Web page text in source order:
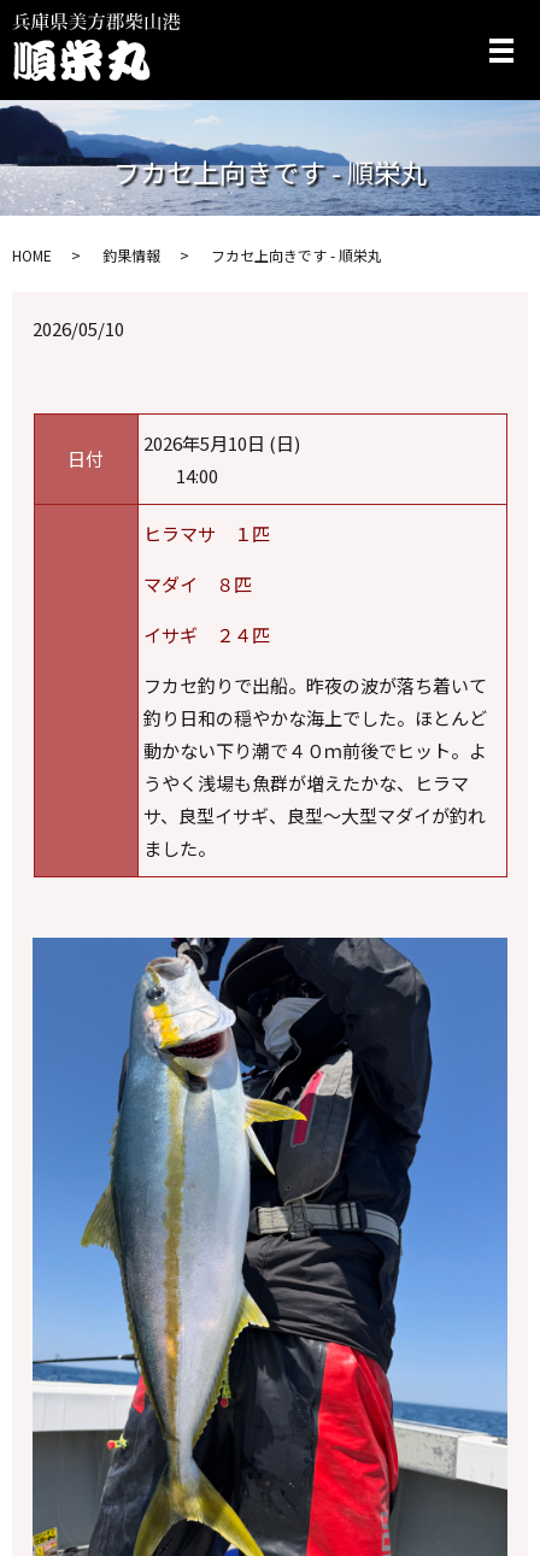
メ
フカセ上向きです - 順栄丸
HOME 釣果情報 フカセ上向きです - 順栄丸
2026/05/10
日付
2026年5月10日 (日)
14:00
ヒラマサ １匹
マダイ ８匹
イサギ ２４匹
フカセ釣りで出船。昨夜の波が落ち着いて
釣り日和の穏やかな海上でした。ほとんど
動かない下り潮で４０ｍ前後でヒット。よ
うやく浅場も魚群が増えたかな、ヒラマ
サ、良型イサギ、良型～大型マダイが釣れ
ました。